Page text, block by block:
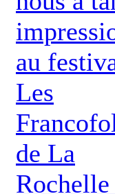
au
Les
de La